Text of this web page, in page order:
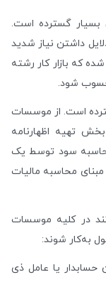
بسیار گسترده است.
داشتن نیاز شدید
که بازار کار رشته
شود.
است. از موسسات
تهیه اظهارنامه
محاسبه سود توسط یک
محاسبه مالیات
در کلیه موسسات
به‌کار شوند:
حسابدار یا عامل ذی